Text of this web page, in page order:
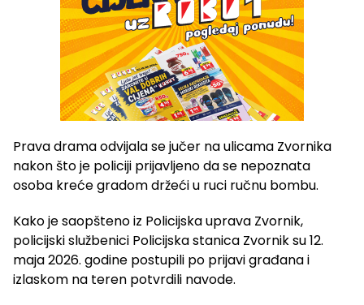
Prava drama odvijala se jučer na ulicama Zvornika
nakon što je policiji prijavljeno da se nepoznata
osoba kreće gradom držeći u ruci ručnu bombu.
Kako je saopšteno iz Policijska uprava Zvornik,
policijski službenici Policijska stanica Zvornik su 12.
maja 2026. godine postupili po prijavi građana i
izlaskom na teren potvrdili navode.